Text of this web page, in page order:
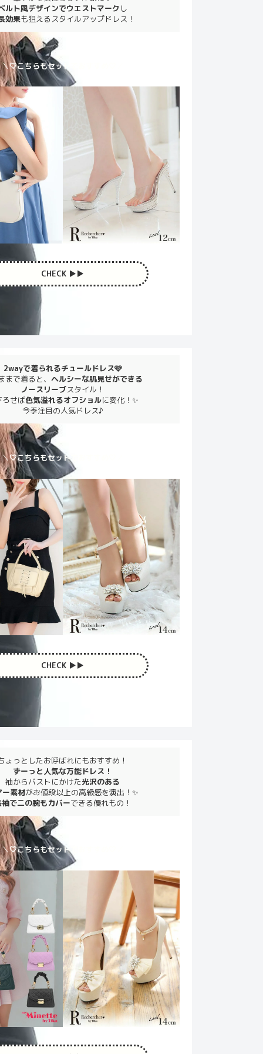
ルト風デザインでウエストマーク し
効果も狙えるスタイルアップドレス！
＼🤍こちらもセットでおすすめ🤍
CHECK ▶︎▶︎
2wayで着られるチュールドレス🩷
まで着ると、ヘルシーな肌見せができる
ノースリーブスタイル！
ろせば色気溢れるオフショルに変化！✨
今季注目の人気ドレス♪
＼🤍こちらもセットでおすすめ🤍
CHECK ▶︎▶︎
ょっとしたお呼ばれにもおすすめ！
ずーっと人気な万能ドレス！
袖からバストにかけた光沢のある
ー素材がお値段以上の高級感を演出！✨
で二の腕もカバーできる優れもの！
＼🤍こちらもセットでおすすめ🤍